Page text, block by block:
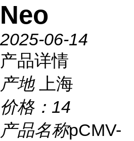
Neo
2025-06-14
产品详情
产地
上海
价格： 14
产品名称pCMV-